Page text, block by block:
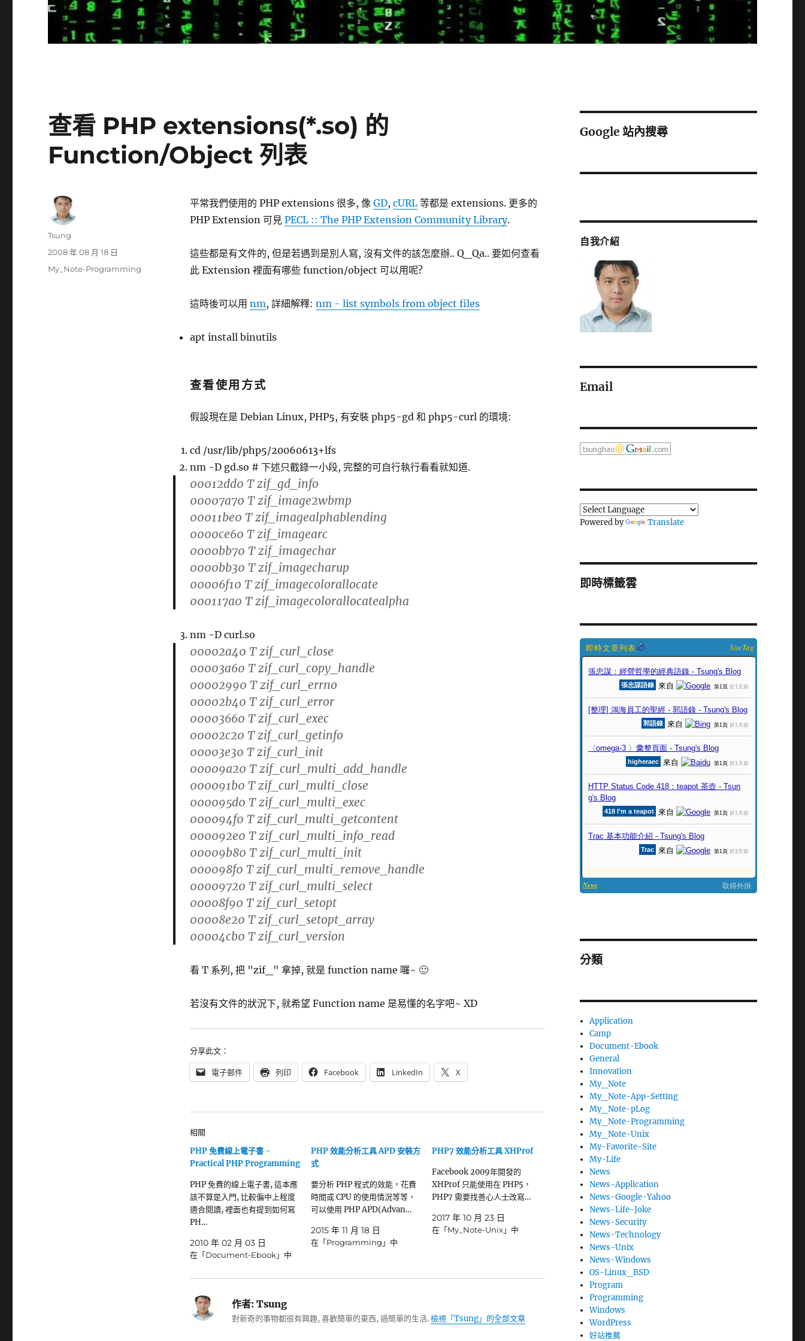
查看 PHP extensions(*.so) 的
Function/Object 列表
平常我們使用的 PHP extensions 很多, 像 GD, cURL等都是 extensions. 更多的
PHP Extension 可見 PECL :: The PHP Extension Community Library.
這些都是有文件的, 但是若遇到是別人寫, 沒有文件的該怎麼辦.. Q_Qa.. 要如何查看
此 Extension 裡面有哪些 function/object 可以用呢?
這時後可以用 nm, 詳細解釋: nm - list symbols from object files
apt install binutils
查看使用方式
假設現在是 Debian Linux, PHP5, 有安裝 php5-gd 和 php5-curl 的環境:
cd /usr/lib/php5/20060613+lfs
nm -D gd.so # 下述只截錄一小段, 完整的可自行執行看看就知道.
00012dd0 T zif_gd_info
00007a70 T zif_image2wbmp
00011be0 T zif_imagealphablending
0000ce60 T zif_imagearc
0000bb70 T zif_imagechar
0000bb30 T zif_imagecharup
00006f10 T zif_imagecolorallocate
000117a0 T zif_imagecolorallocatealpha
nm -D curl.so
00002a40 T zif_curl_close
00003a60 T zif_curl_copy_handle
00002990 T zif_curl_errno
00002b40 T zif_curl_error
00003660 T zif_curl_exec
00002c20 T zif_curl_getinfo
00003e30 T zif_curl_init
00009a20 T zif_curl_multi_add_handle
000091b0 T zif_curl_multi_close
000095d0 T zif_curl_multi_exec
000094f0 T zif_curl_multi_getcontent
000092e0 T zif_curl_multi_info_read
00009b80 T zif_curl_multi_init
000098f0 T zif_curl_multi_remove_handle
00009720 T zif_curl_multi_select
00008f90 T zif_curl_setopt
00008e20 T zif_curl_setopt_array
00004cb0 T zif_curl_version
看 T 系列, 把 "zif_" 拿掉, 就是 function name 囉~ 🙂
若沒有文件的狀況下, 就希望 Function name 是易懂的名字吧~ XD
分享此文：
電子郵件 列印 Facebook LinkedIn X
相關
PHP 免費線上電子書 -
Practical PHP Programming
PHP 免費的線上電子書, 這本應
該不算是入門, 比較偏中上程度
適合閱讀, 裡面也有提到如何寫
PH…
2010 年 02 月 03 日
在「Document-Ebook」中
PHP 效能分析工具 APD 安裝方
式
要分析 PHP 程式的效能，花費
時間或 CPU 的使用情況等等，
可以使用 PHP APD(Advan…
2015 年 11 月 18 日
在「Programming」中
PHP7 效能分析工具 XHProf
Facebook 2009年開發的
XHProf 只能使用在 PHP5，
PHP7 需要找善心人士改寫…
2017 年 10 月 23 日
在「My_Note-Unix」中
作者:Tsung
對新奇的事物都很有興趣, 喜歡簡單的東西, 過簡單的生活.檢視「Tsung」的全部文章
作
Tsung
發
日
2008 年 08 月 18 日
分
My_Note-Programming
Google 站內搜尋
自我介紹
Email
Powered by Translate
即時標籤雲
SiteTag
分類
Application
Camp
Document-Ebook
General
Innovation
My_Note
My_Note-App-Setting
My_Note-pLog
My_Note-Programming
My_Note-Unix
My-Favorite-Site
My-Life
News
News-Application
News-Google-Yahoo
News-Life-Joke
News-Security
News-Technology
News-Unix
News-Windows
OS-Linux_BSD
Program
Programming
Windows
WordPress
好站推薦